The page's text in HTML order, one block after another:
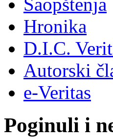
Hronika
D.I.C.
Autorski
e-Veritas
Poginuli i